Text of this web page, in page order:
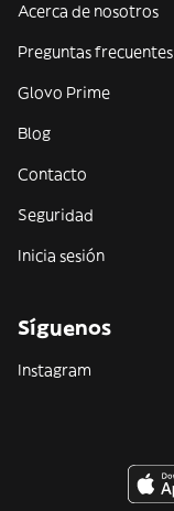
Acerca de nosotros
Preguntas frecuentes
Glovo Prime
Blog
Contacto
Seguridad
Inicia sesión
Síguenos
Instagram